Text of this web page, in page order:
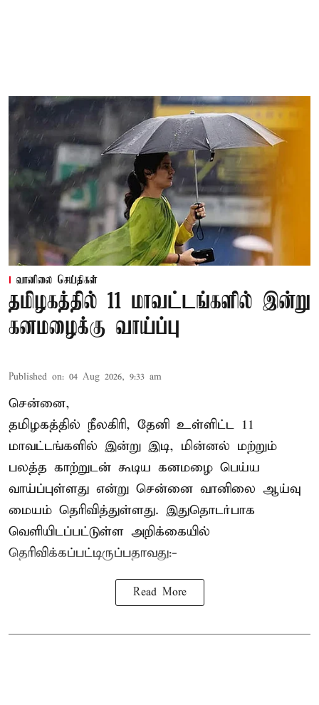
வானிலை செய்திகள்
தமிழகத்தில் 11 மாவட்டங்களில் இன்று
கனமழைக்கு வாய்ப்பு
Published on: 04 Aug 2026, 9:33 am
சென்னை,
தமிழகத்தில் நீலகிரி, தேனி உள்ளிட்ட 11
மாவட்டங்களில் இன்று இடி, மின்னல் மற்றும்
பலத்த காற்றுடன் கூடிய கனமழை பெய்ய
வாய்ப்புள்ளது என்று சென்னை வானிலை ஆய்வு
மையம் தெரிவித்துள்ளது. இதுதொடர்பாக
வெளியிடப்பட்டுள்ள அறிக்கையில்
தெரிவிக்கப்பட்டிருப்பதாவது:-
Read More